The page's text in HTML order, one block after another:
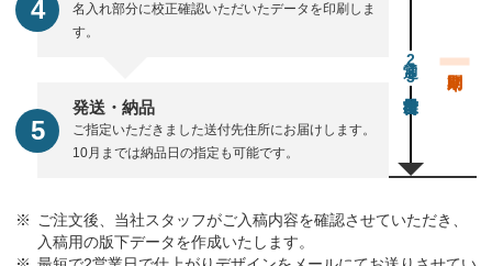
名入れ部分に校正確認いただいたデータを印刷しま
す。
発送・納品
ご指定いただきました送付先住所にお届けします。
10月までは納品日の指定も可能です。
通常23営業日後出荷
ご注文後、当社スタッフがご入稿内容を確認させていただき、
入稿用の版下データを作成いたします。